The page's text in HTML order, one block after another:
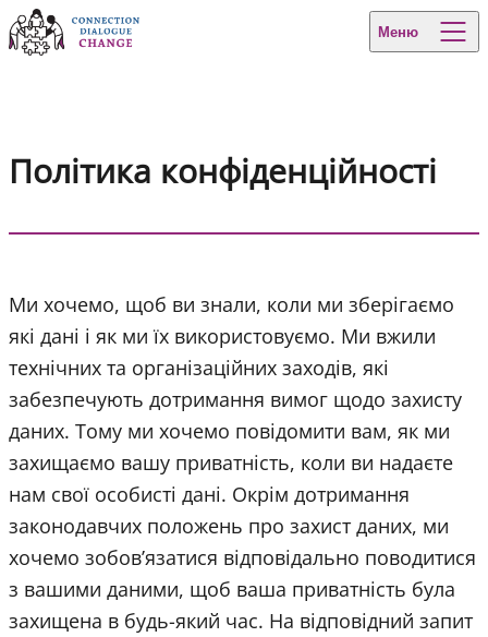
Skip to content Меню
Політика конфіденційності
Ми хочемо, щоб ви знали, коли ми зберігаємо
які дані і як ми їх використовуємо. Ми вжили
технічних та організаційних заходів, які
забезпечують дотримання вимог щодо захисту
даних. Тому ми хочемо повідомити вам, як ми
захищаємо вашу приватність, коли ви надаєте
нам свої особисті дані. Окрім дотримання
законодавчих положень про захист даних, ми
хочемо зобов’язатися відповідально поводитися
з вашими даними, щоб ваша приватність була
захищена в будь-який час. На відповідний запит